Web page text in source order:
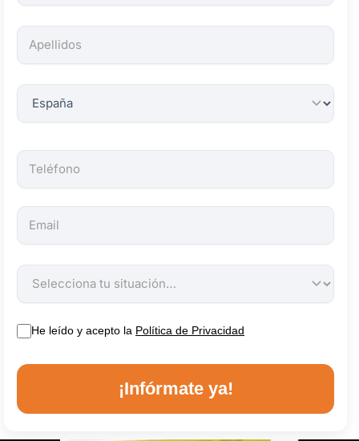
son
obligatorios.
He leído y acepto la Política de Privacidad
¡Infórmate ya!